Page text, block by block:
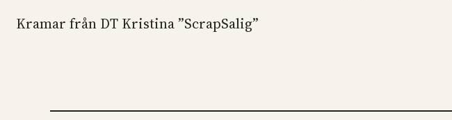
Kramar från DT Kristina ”ScrapSalig”